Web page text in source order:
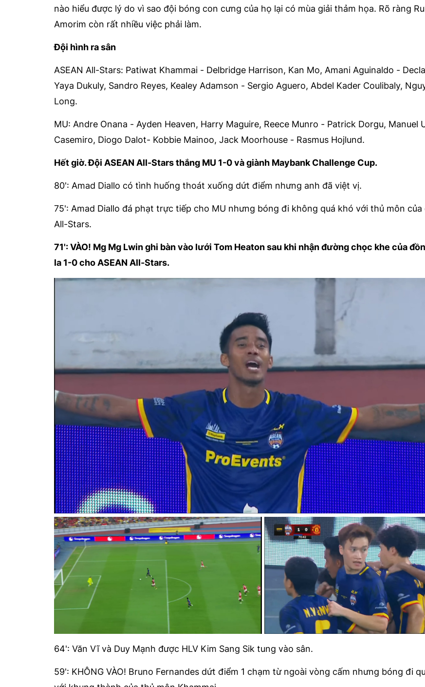
nào hiểu được lý do vì sao đội bóng con cưng của họ lại có mùa giải thảm họa. Rõ ràng
Amorim còn rất nhiều việc phải làm.
Đội hình ra sân
ASEAN All-Stars: Patiwat Khammai - Delbridge Harrison, Kan Mo, Amani Aguinaldo -
Yaya Dukuly, Sandro Reyes, Kealey Adamson - Sergio Aguero, Abdel Kader Coulibaly,
Long.
MU: Andre Onana - Ayden Heaven, Harry Maguire, Reece Munro - Patrick Dorgu, Manuel
Casemiro, Diogo Dalot- Kobbie Mainoo, Jack Moorhouse - Rasmus Hojlund.
Hết giờ. Đội ASEAN All-Stars thắng MU 1-0 và giành Maybank Challenge Cup.
80': Amad Diallo có tình huống thoát xuống dứt điểm nhưng anh đã việt vị.
75': Amad Diallo đá phạt trực tiếp cho MU nhưng bóng đi không quá khó với thủ môn của
All-Stars.
71': VÀO! Mg Mg Lwin ghi bàn vào lưới Tom Heaton sau khi nhận đường chọc khe của
la 1-0 cho ASEAN All-Stars.
64': Văn Vĩ và Duy Mạnh được HLV Kim Sang Sik tung vào sân.
59': KHÔNG VÀO! Bruno Fernandes dứt điểm 1 chạm từ ngoài vòng cấm nhưng bóng đi